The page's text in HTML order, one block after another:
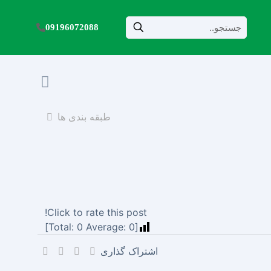
09196072088
طبقه بندی ها
Click to rate this post!
[Total:
0 Average: 0
]
اشتراک گذاری